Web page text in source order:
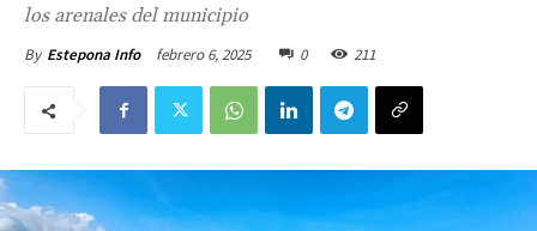
los arenales del municipio
By Estepona Info febrero 6, 2025 0 211